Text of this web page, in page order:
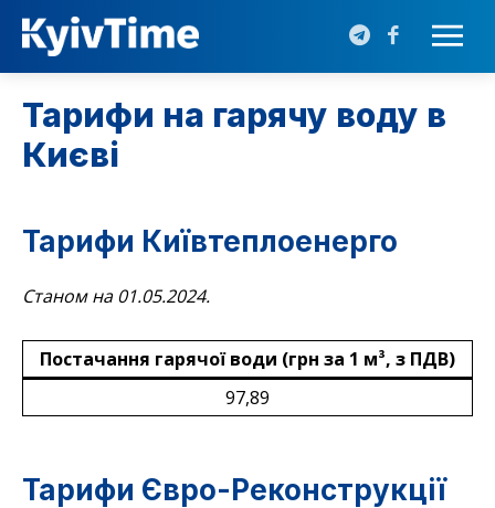
Тарифи на гарячу воду в
Києві
Тарифи Київтеплоенерго
Станом на 01.05.2024.
Постачання гарячої води (грн за 1 м³, з ПДВ)
97,89
Тарифи Євро-Реконструкції